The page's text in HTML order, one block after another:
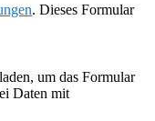
. Dieses Formular
laden, um das Formular
Daten mit